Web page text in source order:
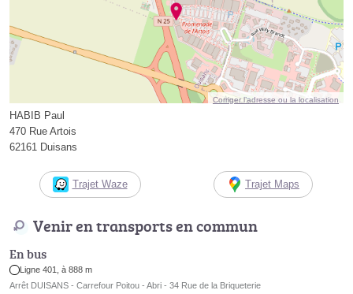
Corriger l’adresse ou la localisation
HABIB Paul
470 Rue Artois
62161 Duisans
Trajet Waze Trajet Maps
Venir en transports en commun
En bus
Ligne 401, à 888 m
Arrêt DUISANS - Carrefour Poitou - Abri - 34 Rue de la Briqueterie